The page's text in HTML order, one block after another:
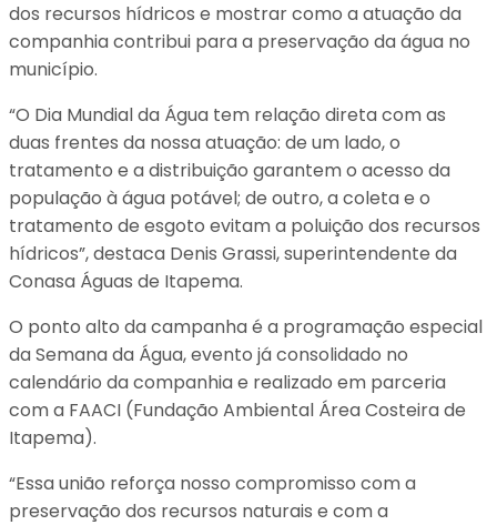
dos recursos hídricos e mostrar como a atuação da
companhia contribui para a preservação da água no
município.
“O Dia Mundial da Água tem relação direta com as
duas frentes da nossa atuação: de um lado, o
tratamento e a distribuição garantem o acesso da
população à água potável; de outro, a coleta e o
tratamento de esgoto evitam a poluição dos recursos
hídricos”, destaca Denis Grassi, superintendente da
Conasa Águas de Itapema.
O ponto alto da campanha é a programação especial
da Semana da Água, evento já consolidado no
calendário da companhia e realizado em parceria
com a FAACI (Fundação Ambiental Área Costeira de
Itapema).
“Essa união reforça nosso compromisso com a
preservação dos recursos naturais e com a